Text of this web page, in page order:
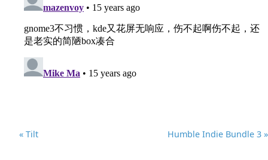
« Tilt Humble Indie Bundle 3 »